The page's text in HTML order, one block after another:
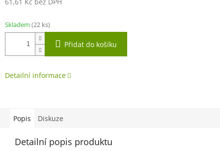
cena:
Skladem (22 ks)
Přidat do košíku
Detailní informace
Popis Diskuze
Detailní popis produktu